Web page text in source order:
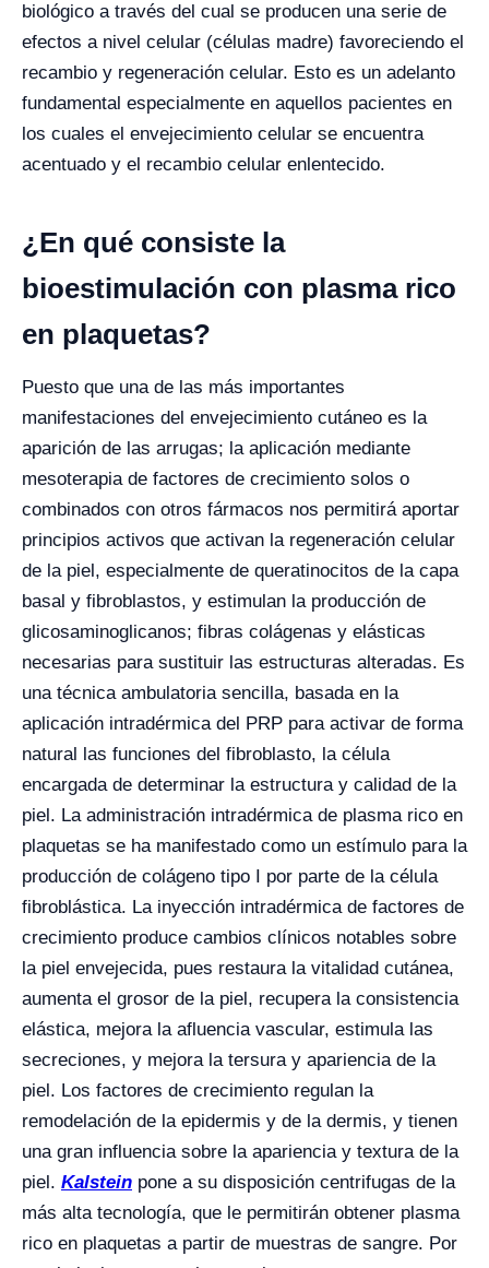
biológico a través del cual se producen una serie de
efectos a nivel celular (células madre) favoreciendo el
recambio y regeneración celular. Esto es un adelanto
fundamental especialmente en aquellos pacientes en
los cuales el envejecimiento celular se encuentra
acentuado y el recambio celular enlentecido.
¿En qué consiste la
bioestimulación con plasma rico
en plaquetas?
Puesto que una de las más importantes
manifestaciones del envejecimiento cutáneo es la
aparición de las arrugas; la aplicación mediante
mesoterapia de factores de crecimiento solos o
combinados con otros fármacos nos permitirá aportar
principios activos que activan la regeneración celular
de la piel, especialmente de queratinocitos de la capa
basal y fibroblastos, y estimulan la producción de
glicosaminoglicanos; fibras colágenas y elásticas
necesarias para sustituir las estructuras alteradas. Es
una técnica ambulatoria sencilla, basada en la
aplicación intradérmica del PRP para activar de forma
natural las funciones del fibroblasto, la célula
encargada de determinar la estructura y calidad de la
piel. La administración intradérmica de plasma rico en
plaquetas se ha manifestado como un estímulo para la
producción de colágeno tipo I por parte de la célula
fibroblástica. La inyección intradérmica de factores de
crecimiento produce cambios clínicos notables sobre
la piel envejecida, pues restaura la vitalidad cutánea,
aumenta el grosor de la piel, recupera la consistencia
elástica, mejora la afluencia vascular, estimula las
secreciones, y mejora la tersura y apariencia de la
piel. Los factores de crecimiento regulan la
remodelación de la epidermis y de la dermis, y tienen
una gran influencia sobre la apariencia y textura de la
piel. Kalstein pone a su disposición centrifugas de la
más alta tecnología, que le permitirán obtener plasma
rico en plaquetas a partir de muestras de sangre. Por